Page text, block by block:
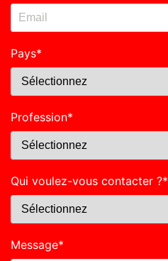
Pays*
Profession*
Qui voulez-vous contacter ?*
Message*